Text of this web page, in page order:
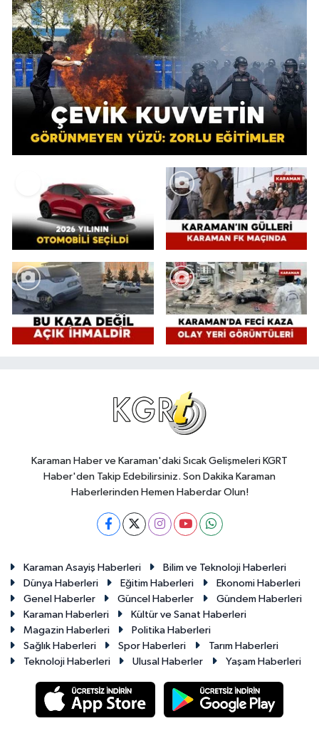
Karaman Haber ve Karaman'daki Sıcak Gelişmeleri KGRT
Haber'den Takip Edebilirsiniz. Son Dakika Karaman
Haberlerinden Hemen Haberdar Olun!
Karaman Asayiş Haberleri
Bilim ve Teknoloji Haberleri
Dünya Haberleri
Eğitim Haberleri
Ekonomi Haberleri
Genel Haberler
Güncel Haberler
Gündem Haberleri
Karaman Haberleri
Kültür ve Sanat Haberleri
Magazin Haberleri
Politika Haberleri
Sağlık Haberleri
Spor Haberleri
Tarım Haberleri
Teknoloji Haberleri
Ulusal Haberler Yaşam Haberleri